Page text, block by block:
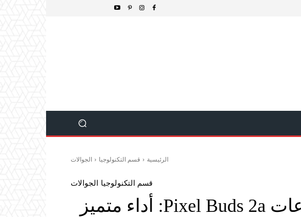
الرئيسية قسم التكنولوجيا الجوالات
قسم التكنولوجيا الجوالات
تجربتي مع سماعات Pixel Buds 2a: أداء متميز